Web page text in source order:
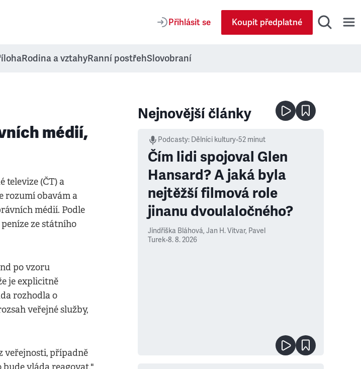
Přihlásit se Koupit předplatné
Rodina a vztahyRanní postřehSlovobraní
médií,
televize (ČT) a
rozumí obavám a
médií. Podle
ze státního
po vzoru
je explicitně
rozhodla o
veřejné služby,
veřejnosti, případně
Nejnovější články
Podcasty: Dělníci kultury•52 minut
Čím lidi spojoval Glen
Hansard? A jaká byla
nejtěžší filmová role
jinanu dvoulaločného?
Jindřiška Bláhová, Jan H. Vitvar, Pavel
Turek•8. 8. 2026